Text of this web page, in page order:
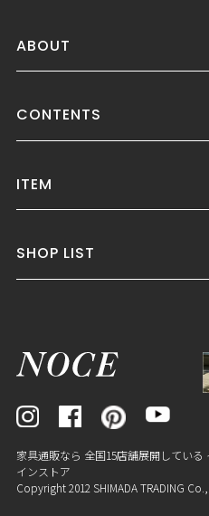
ABOUT
CONTENTS
ITEM
SHOP LIST
家具通販なら 全国15店舗展開してい
インストア
Copyright 2012 SHIMADA TRADING